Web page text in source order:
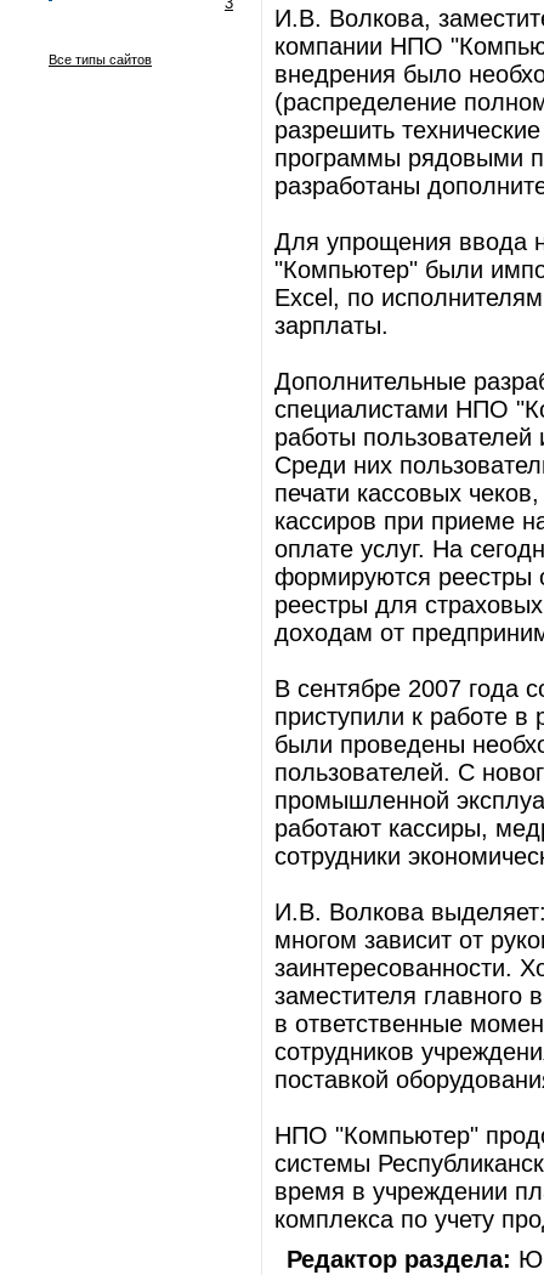
Все типы сайтов
И.В. Волкова,
компании НПО
внедрения было
(распределение
разрешить
программы рядовыми
разработаны
Для упрощения ввода
"Компьютер" были
Excel, по
зарплаты.
Дополнительные
специалистами НПО
работы
Среди них
печати кассовых
кассиров при приеме
оплате услуг. На
формируются реестры
реестры для
доходам от
В сентябре 2007 года
приступили к работе в
были проведены
пользователей. С
промышленной
работают кассиры,
сотрудники
И.В. Волкова
многом зависит от
заинтересованности.
заместителя главного
в ответственные
сотрудников
поставкой
НПО "Компьютер"
системы
время в учреждении
комплекса по учету
Редактор раздела: